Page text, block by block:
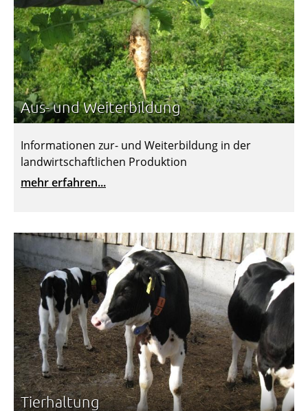
Aus- und Weiterbildung
Informationen zur- und Weiterbildung in der
landwirtschaftlichen Produktion
mehr erfahren...
Tierhaltung